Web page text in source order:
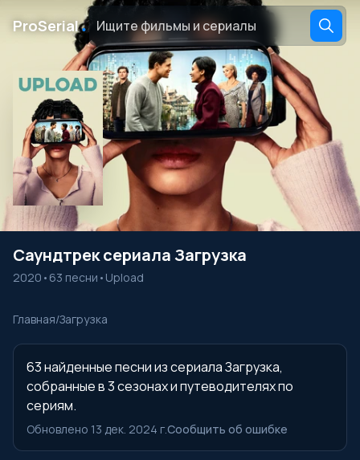
ProSerial․
Саундтрек сериала Загрузка
2020 • 63 песни • Upload
Главная/Загрузка
63 найденные песни из сериала Загрузка,
собранные в 3 сезонах и путеводителях по
сериям.
Обновлено 13 дек. 2024 г.Сообщить об ошибке